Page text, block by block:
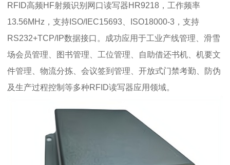
RFID高频HF射频识别网口读写器HR9218，工作频率
13.56MHz，支持ISO/IEC15693、ISO18000-3，支持
RS232+TCP/IP数据接口。成功应用于工业产线管理、滑雪
场会员管理、图书管理、工位管理、自助借还书机、机要文
件管理、物流分拣、会议签到管理、开放式门禁考勤、防伪
及生产过程控制等多种RFID读写器应用领域。